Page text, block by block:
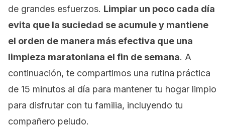
de grandes esfuerzos. Limpiar un poco cada día
evita que la suciedad se acumule y mantiene
el orden de manera más efectiva que una
limpieza maratoniana el fin de semana. A
continuación, te compartimos una rutina práctica
de 15 minutos al día para mantener tu hogar limpio
para disfrutar con tu familia, incluyendo tu
compañero peludo.